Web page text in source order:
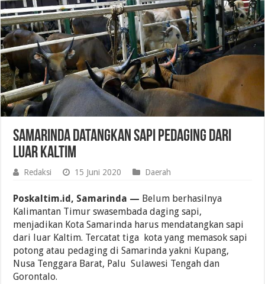
Samarinda Datangkan Sapi Pedaging dari
Luar Kaltim
Redaksi 15 Juni 2020 Daerah
Poskaltim.id, Samarinda — Belum berhasilnya
Kalimantan Timur swasembada daging sapi,
menjadikan Kota Samarinda harus mendatangkan sapi
dari luar Kaltim. Tercatat tiga kota yang memasok sapi
potong atau pedaging di Samarinda yakni Kupang,
Nusa Tenggara Barat, Palu Sulawesi Tengah dan
Gorontalo.